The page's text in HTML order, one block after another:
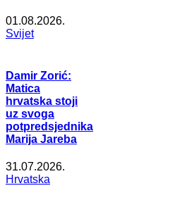
01.08.2026.
Svijet
Damir Zorić:
Matica
hrvatska stoji
uz svoga
potpredsjednika
Marija Jareba
31.07.2026.
Hrvatska